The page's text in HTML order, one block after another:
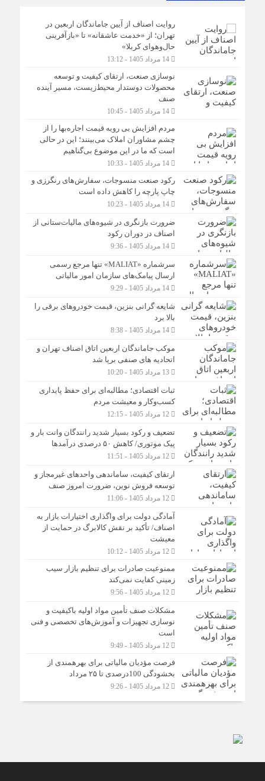
روایت اصناف از آیین جاماندگان اربعین در
تهران؛ از «خدمت عاشقانه» تا «بازآفرینی
حال‌وهوای کربلا»
14 مرداد 1405 - 13:12
نوسازی صنعت، ارتقای کیفیت و توسعه
محصولات دوستدار محیط‌زیست، مسیر آینده
صنف
14 مرداد 1405 - 10:45
مردم افزایش بی رویه قیمت اجاره‌بها را از
چشم مشاوران املاک می‌بینند؛ این در حالی
است که ما در این موضوع بی‌گناهیم
14 مرداد 1405 - 10:33
رکود صنعت منسوجات، سفارش‌های رنگرزی و
چاپ پارچه را کاهش داده است
14 مرداد 1405 - 10:23
ضرورت بازنگری در شیوه‌های مالیات‌ستانی از
اصناف در دوران رکود
14 مرداد 1405 - 9:36
سرشماره «MALIAT» تنها مرجع رسمی
ارسال پیامک‌های سازمان امور مالیاتی
14 مرداد 1405 - 9:29
شایعه گرانی بنزین، قیمت خودروهای برقی را
بالا برد
14 مرداد 1405 - 8:38
موکب جاماندگان اربعین اتاق اصناف تهران و
اتحادیه های صنفی برپا شد
13 مرداد 1405 - 10:20
ثبات اقتصادی؛ مطالبه‌ای برای حفظ پایداری
کسب‌وکار و معیشت مردم
12 مرداد 1405 - 12:15
تضعیف و رکود بسیار شدید رانندگان وانت بار و
پیک موتوری/ کاهش ۵۰ درصدی درآمدها
12 مرداد 1405 - 11:51
ارتقای کیفیت، ساماندهی واحدهای غیرمجاز و
توسعه فروش نوین، ضرورت امروز صنف
12 مرداد 1405 - 11:06
آمادگی دولت برای واگذاری اختیارات بازار به
اصناف/ تأکید بر نقش کالابرگ در حمایت از
معیشت
12 مرداد 1405 - 10:12
ممنوعیت صادرات برای تنظیم بازار سیب
زمینی کفایت نمی‌کند
12 مرداد 1405 - 9:56
مشکلات صنف تأمین مواد اولیه باکیفیت و
نوسازی تجهیزات و آموزش‌های تخصصی و فنی
است
12 مرداد 1405 - 9:49
فرصت مؤدیان مالیاتی برای بهره‎مندی از
بخشودگی 100درصدی تا ۲۵ مرداد
12 مرداد 1405 - 9:26